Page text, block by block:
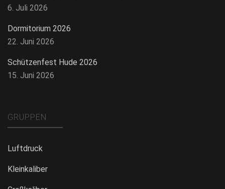
6. Juli 2026
Dormitorium 2026
22. Juni 2026
Schützenfest Hude 2026
15. Juni 2026
GRUPPEN
Luftdruck
Kleinkaliber